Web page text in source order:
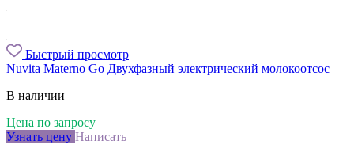
Быстрый просмотр
Nuvita Materno Go Двухфазный электрический молокоотсос
В наличии
Цена по запросу
Узнать цену Написать